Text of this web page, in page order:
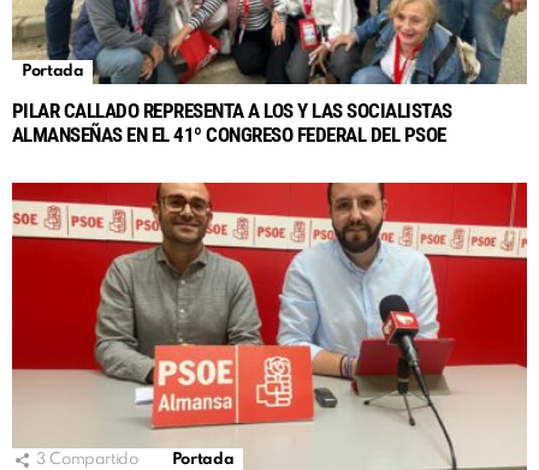
Portada
PILAR CALLADO REPRESENTA A LOS Y LAS SOCIALISTAS
ALMANSEÑAS EN EL 41º CONGRESO FEDERAL DEL PSOE
3 Compartido Portada